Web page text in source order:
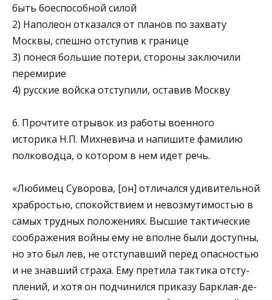
быть боеспособной силой
2) Наполеон отказался от планов по захвату
Москвы, спешно отступив к границе
3) понеся большие потери, стороны заключили
перемирие
4) русские войска отступили, оставив Москву
6. Прочтите отрывок из работы военного
историка Н.П. Михневича и напишите фамилию
полководца, о котором в нем идет речь.
«Любимец Суворова, [он] отличался удивительной
храбро­стью, спокойствием и невозмутимостью в
самых трудных по­ложениях. Высшие тактические
соображения войны ему не вполне были доступны,
но это был лев, не отступавший перед опасностью
и не знавший страха. Ему претила тактика отсту­
плений, и хотя он подчинился приказу Барклая-де-